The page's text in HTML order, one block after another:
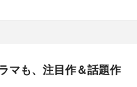
マも、注目作＆話題作